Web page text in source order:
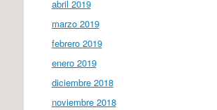
abril 2019
marzo 2019
febrero 2019
enero 2019
diciembre 2018
noviembre 2018